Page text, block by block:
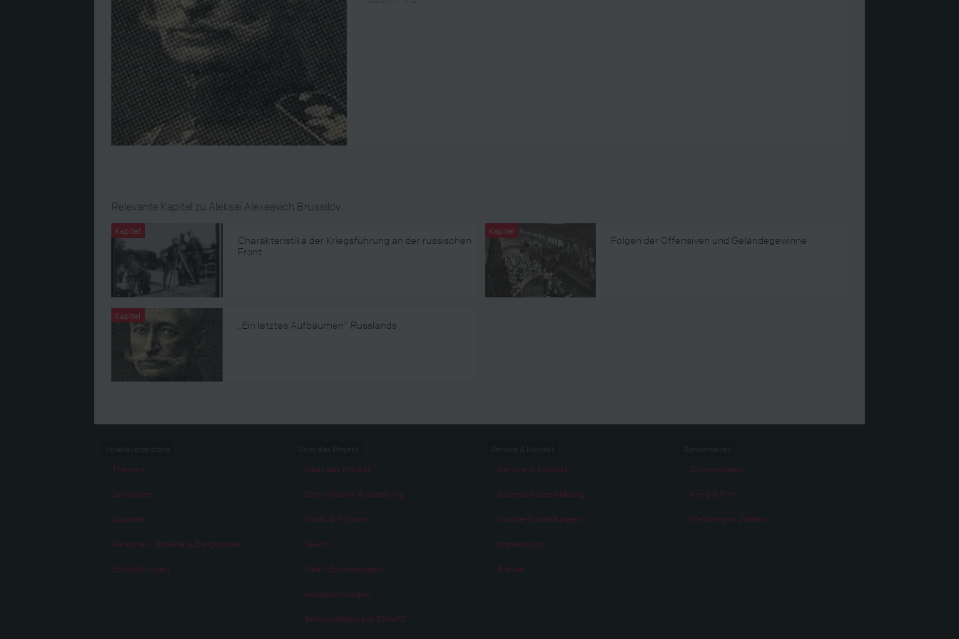
Relevante Kapitel zu Aleksei Alexeevich Brussilov
Kapitel
Charakteristika der Kriegsführung an der russischen
Front
Kapitel
Folgen der Offensiven und Geländegewinne
Kapitel
„Ein letztes Aufbäumen“ Russlands
Themen
Zeiträume
Aspekte
Personen, Objekte & Ereignissse
Entwicklungen
Über das Projekt
Eine virtuelle Ausstellung
Facts & Figures
Team
Über „Erinnerungen“
Auszeichnungen
Schulwettbewerb 2014/15
Service & Kontakt
Datenschutzerklärung
Cookie-Einstellungen
Impressum
Presse
Erinnerungen
Krieg & Film
Weltkrieg in Zahlen